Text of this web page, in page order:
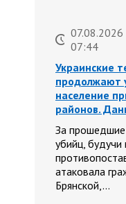
07.08.2026
07:44
Украинские
продолжают
население
районов.
За прошедшие
убийц, будучи
атаковала
Брянской,…